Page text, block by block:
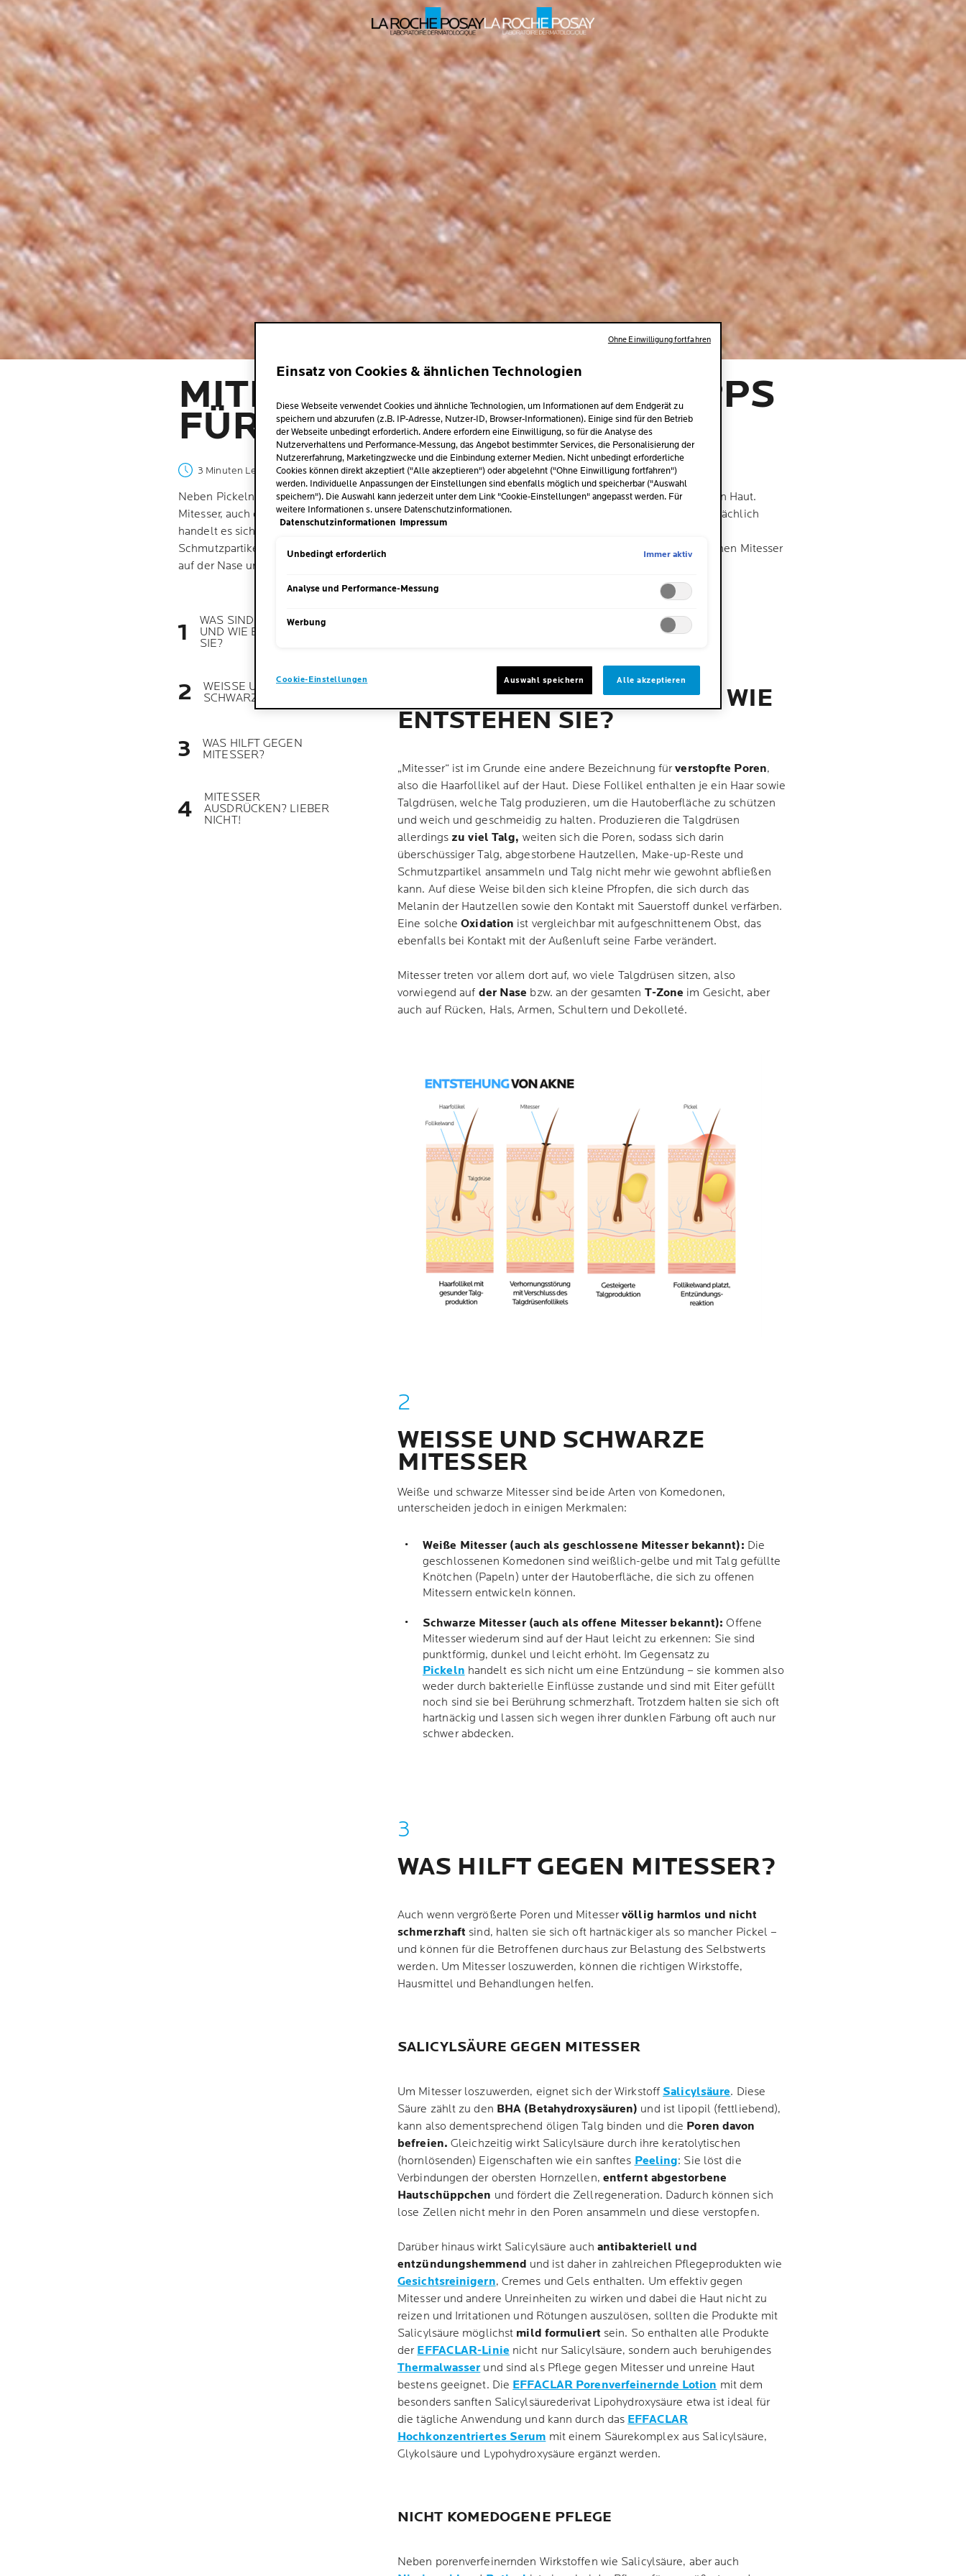
MITESSER LOSWERDEN: TIPPS
FÜR EINE REINERE HAUT
3 Minuten Lesezeit| 04 Juni 2025
Neben Pickeln gehören auch Mitesser zum typischen Erscheinungsbild einer unreinen, zu Akne neigenden Haut.
Mitesser, auch offene Komedonen genannt, sind verstopfte Poren, die wie schwarze Punkte aussehen. Tatsächlich
handelt es sich dabei jedoch um blockierte Poren, in denen sich eine Mischung aus Talg, Hautzellen und
Schmutzpartikeln angesammelt hat, die sich im Kontakt mit Sauerstoff verdunkelt. Am häufigsten erscheinen Mitesser
auf der Nase und den zentralen Gesichtsteilen.
WAS SIND MITESSER
UND WIE ENTSTEHEN
SIE?
WEISSE UND
SCHWARZE MITESSER
WAS HILFT GEGEN
MITESSER?
MITESSER
AUSDRÜCKEN? LIEBER
NICHT!
WAS SIND MITESSER UND WIE
ENTSTEHEN SIE?
„Mitesser“ ist im Grunde eine andere Bezeichnung fürverstopfte Poren,
also die Haarfollikel auf der Haut. Diese Follikel enthalten je ein Haar sowie
Talgdrüsen, welche Talg produzieren, um die Hautoberfläche zu schützen
und weich und geschmeidig zu halten. Produzieren die Talgdrüsen
allerdings zu viel Talg, weiten sich die Poren, sodass sich darin
überschüssiger Talg, abgestorbene Hautzellen, Make-up-Reste und
Schmutzpartikel ansammeln und Talg nicht mehr wie gewohnt abfließen
kann. Auf diese Weise bilden sich kleine Pfropfen, die sich durch das
Melanin der Hautzellen sowie den Kontakt mit Sauerstoff dunkel verfärben.
Eine solcheOxidation ist vergleichbar mit aufgeschnittenem Obst, das
ebenfalls bei Kontakt mit der Außenluft seine Farbe verändert.
Mitesser treten vor allem dort auf, wo viele Talgdrüsen sitzen, also
vorwiegend auf der Nase bzw. an der gesamten T-Zone im Gesicht, aber
auch auf Rücken, Hals, Armen, Schultern und Dekolleté.
WEISSE UND SCHWARZE
MITESSER
Weiße und schwarze Mitesser sind beide Arten von Komedonen,
unterscheiden jedoch in einigen Merkmalen:
Weiße Mitesser (auch als geschlossene Mitesser bekannt): Die
geschlossenen Komedonen sind weißlich-gelbe und mit Talg gefüllte
Knötchen (Papeln) unter der Hautoberfläche, die sich zu offenen
Mitessern entwickeln können.
Schwarze Mitesser (auch als offene Mitesser bekannt): Offene
Mitesser wiederum sind auf der Haut leicht zu erkennen: Sie sind
punktförmig, dunkel und leicht erhöht. Im Gegensatz zu
Pickeln handelt es sich nicht um eine Entzündung – sie kommen also
weder durch bakterielle Einflüsse zustande und sind mit Eiter gefüllt
noch sind sie bei Berührung schmerzhaft. Trotzdem halten sie sich oft
hartnäckig und lassen sich wegen ihrer dunklen Färbung oft auch nur
schwer abdecken.
WAS HILFT GEGEN MITESSER?
Auch wenn vergrößerte Poren und Mitesservöllig harmlos und nicht
schmerzhaft sind, halten sie sich oft hartnäckiger als so mancher Pickel –
und können für die Betroffenen durchaus zur Belastung des Selbstwerts
werden. Um Mitesser loszuwerden, können die richtigen Wirkstoffe,
Hausmittel und Behandlungen helfen.
SALICYLSÄURE GEGEN MITESSER
Um Mitesser loszuwerden, eignet sich der Wirkstoff Salicylsäure. Diese
Säure zählt zu den BHA (Betahydroxysäuren) und ist lipopil (fettliebend),
kann also dementsprechend öligen Talg binden und die Poren davon
befreien. Gleichzeitig wirkt Salicylsäure durch ihre keratolytischen
(hornlösenden) Eigenschaften wie ein sanftes Peeling: Sie löst die
Verbindungen der obersten Hornzellen, entfernt abgestorbene
Hautschüppchen und fördert die Zellregeneration. Dadurch können sich
lose Zellen nicht mehr in den Poren ansammeln und diese verstopfen.
Darüber hinaus wirkt Salicylsäure auch antibakteriell und
entzündungshemmend und ist daher in zahlreichen Pflegeprodukten wie
Gesichtsreinigern, Cremes und Gels enthalten. Um effektiv gegen
Mitesser und andere Unreinheiten zu wirken und dabei die Haut nicht zu
reizen und Irritationen und Rötungen auszulösen, sollten die Produkte mit
Salicylsäure möglichst mild formuliert sein. So enthalten alle Produkte
der EFFACLAR-Linie nicht nur Salicylsäure, sondern auch beruhigendes
Thermalwasser und sind als Pflege gegen Mitesser und unreine Haut
bestens geeignet. Die EFFACLAR Porenverfeinernde Lotion mit dem
besonders sanften Salicylsäurederivat Lipohydroxysäure etwa ist ideal für
die tägliche Anwendung und kann durch das EFFACLAR
Hochkonzentriertes Serum mit einem Säurekomplex aus Salicylsäure,
Glykolsäure und Lypohydroxysäure ergänzt werden.
NICHT KOMEDOGENE PFLEGE
Neben porenverfeinernden Wirkstoffen wie Salicylsäure, aber auch
Einsatz von Cookies & ähnlichen Technologien
Diese Webseite verwendet Cookies und ähnliche Technologien, um Informationen auf dem Endgerät zu
speichern und abzurufen (z.B. IP-Adresse, Nutzer-ID, Browser-Informationen). Einige sind für den Betrieb
der Webseite unbedingt erforderlich. Andere erfordern eine Einwilligung, so für die Analyse des
Nutzerverhaltens und Performance-Messung, das Angebot bestimmter Services, die Personalisierung der
Nutzererfahrung, Marketingzwecke und die Einbindung externer Medien. Nicht unbedingt erforderliche
Cookies können direkt akzeptiert ("Alle akzeptieren") oder abgelehnt ("Ohne Einwilligung fortfahren")
werden. Individuelle Anpassungen der Einstellungen sind ebenfalls möglich und speicherbar ("Auswahl
speichern"). Die Auswahl kann jederzeit unter dem Link "Cookie-Einstellungen" angepasst werden. Für
weitere Informationen s. unsere Datenschutzinformationen.
Datenschutzinformationen Impressum
Unbedingt erforderlich Immer aktiv
Analyse und Performance-Messung
Werbung
Cookie-Einstellungen Auswahl speichern Alle akzeptieren
Ohne Einwilligung fortfahren